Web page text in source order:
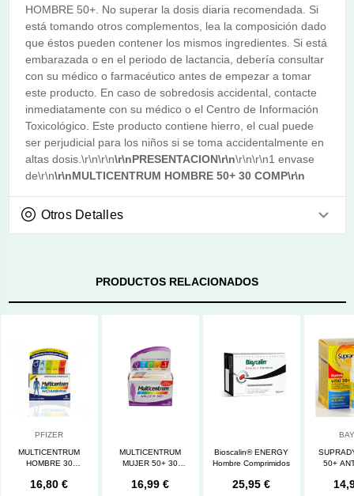
HOMBRE 50+. No superar la dosis diaria recomendada. Si
está tomando otros complementos, lea la composición dado
que éstos pueden contener los mismos ingredientes. Si está
embarazada o en el periodo de lactancia, debería consultar
con su médico o farmacéutico antes de empezar a tomar
este producto. En caso de sobredosis accidental, contacte
inmediatamente con su médico o el Centro de Información
Toxicológico. Este producto contiene hierro, el cual puede
ser perjudicial para los niños si se toma accidentalmente en
altas dosis.\r\n\r\n\r\nPRESENTACION\r\n\r\n\r\n1 envase
de\r\n\r\nMULTICENTRUM HOMBRE 50+ 30 COMP\r\n
Otros Detalles
PRODUCTOS RELACIONADOS
PFIZER
MULTICENTRUM
HOMBRE 30
16,80 €
MULTICENTRUM
MUJER 50+ 30
16,99 €
Bioscalin® ENERGY
Hombre Comprimidos
25,95 €
50+